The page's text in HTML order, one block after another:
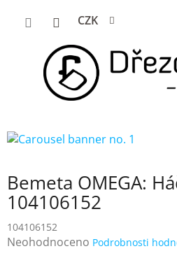
CZK
Bemeta OMEGA:
104106152
104106152
Průměrné
Neohodnoceno Podrobnosti